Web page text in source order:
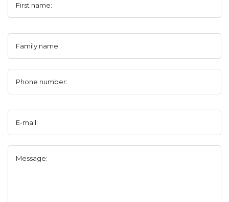
First name:
Family name:
Phone number:
E-mail:
Message: